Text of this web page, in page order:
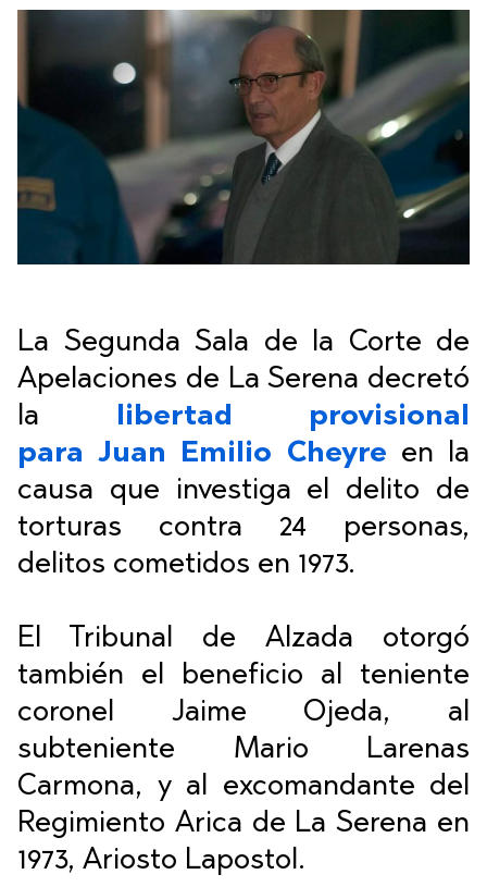
La Segunda Sala de la Corte de
Apelaciones de La Serena decretó
la libertad provisional
para Juan Emilio Cheyre en la
causa que investiga el delito de
torturas contra 24 personas,
delitos cometidos en 1973.
El Tribunal de Alzada otorgó
también el beneficio al teniente
coronel Jaime Ojeda, al
subteniente Mario Larenas
Carmona, y al excomandante del
Regimiento Arica de La Serena en
1973, Ariosto Lapostol.